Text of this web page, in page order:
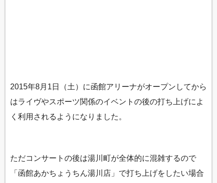
2015年8月1日（土）に函館アリーナがオープンしてから
はライヴやスポーツ関係のイベントの後の打ち上げによ
く利用されるようになりました。
ただコンサートの後は湯川町が全体的に混雑するので
「函館あかちょうちん湯川店」で打ち上げをしたい場合